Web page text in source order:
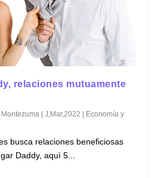
relaciones mutuamente
|J,Mar,2022
Economía y
busca relaciones beneficiosas
Daddy, aquì 5...